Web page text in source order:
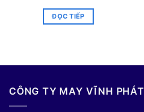
ĐỌC TIẾP
CÔNG TY MAY VĨNH PHÁT